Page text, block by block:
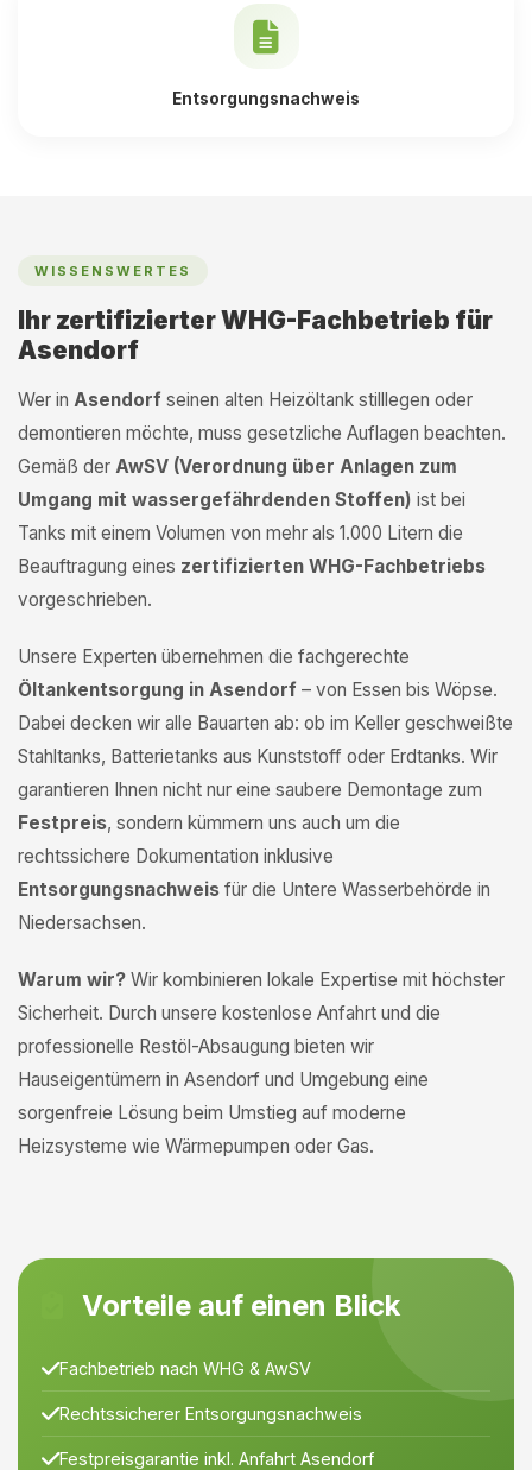
Entsorgungsnachweis
WISSENSWERTES
Ihr zertifizierter WHG-Fachbetrieb für
Asendorf
Wer in Asendorf seinen alten Heizöltank stilllegen oder
demontieren möchte, muss gesetzliche Auflagen beachten.
Gemäß der AwSV (Verordnung über Anlagen zum
Umgang mit wassergefährdenden Stoffen) ist bei
Tanks mit einem Volumen von mehr als 1.000 Litern die
Beauftragung eines zertifizierten WHG-Fachbetriebs
vorgeschrieben.
Unsere Experten übernehmen die fachgerechte
Öltankentsorgung in Asendorf – von Essen bis Wöpse.
Dabei decken wir alle Bauarten ab: ob im Keller geschweißte
Stahltanks, Batterietanks aus Kunststoff oder Erdtanks. Wir
garantieren Ihnen nicht nur eine saubere Demontage zum
Festpreis, sondern kümmern uns auch um die
rechtssichere Dokumentation inklusive
Entsorgungsnachweis für die Untere Wasserbehörde in
Niedersachsen.
Warum wir? Wir kombinieren lokale Expertise mit höchster
Sicherheit. Durch unsere kostenlose Anfahrt und die
professionelle Restöl-Absaugung bieten wir
Hauseigentümern in Asendorf und Umgebung eine
sorgenfreie Lösung beim Umstieg auf moderne
Heizsysteme wie Wärmepumpen oder Gas.
Vorteile auf einen Blick
Fachbetrieb nach WHG & AwSV
Rechtssicherer Entsorgungsnachweis
Festpreisgarantie inkl. Anfahrt Asendorf